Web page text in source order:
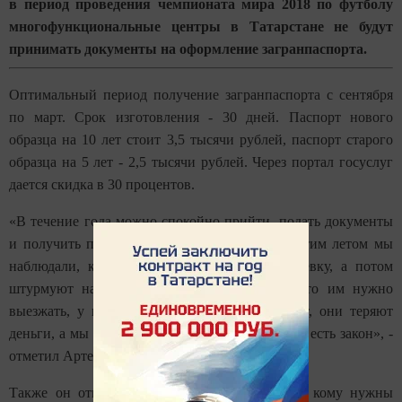
в период проведения чемпионата мира 2018 по футболу
многофункциональные центры в Татарстане не будут
принимать документы на оформление загранпаспорта.
Оптимальный период получение загранпаспорта с сентября
по март. Срок изготовления - 30 дней. Паспорт нового
образца на 10 лет стоит 3,5 тысячи рублей, паспорт старого
образца на 5 лет - 2,5 тысячи рублей. Через портал госуслуг
дается скидка в 30 процентов.
«В течение года можно спокойно прийти, подать документы
и получить паспорт, не бегая сломя голову. Этим летом мы
наблюдали, как люди сначала покупают путевку, а потом
штурмуют наши подразделения и говорят, что им нужно
выезжать, у них через 10 дней путевка горит, они теряют
деньги, а мы не можем им дать паспорт - закон есть закон», -
отметил Артем Кузнецов.
Также он отметил, что следующем году все, кому нужны